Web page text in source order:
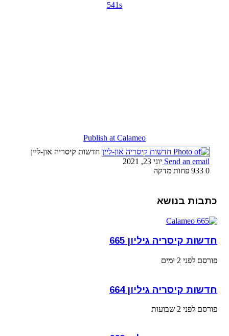
541s
Publish at Calameo
חדשות קיסריה און-ליין
Send an email יוני 23, 2021
0
פחות מדקה
כתבות בנושא
חדשות קיסריה גיליון 665
פורסם לפני 2 ימים
חדשות קיסריה גיליון 664
פורסם לפני 2 שבועות